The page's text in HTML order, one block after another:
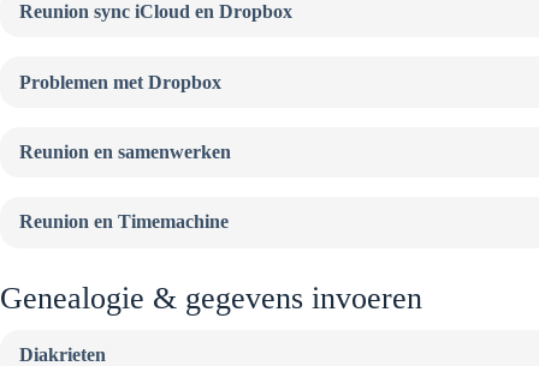
Reunion sync iCloud en Dropbox
Problemen met Dropbox
Reunion en samenwerken
Reunion en Timemachine
Genealogie & gegevens invoeren
Diakrieten